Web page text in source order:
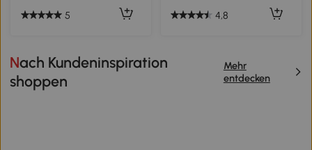
5 4,8
Nach Kundeninspiration
shoppen
Mehr
entdecken